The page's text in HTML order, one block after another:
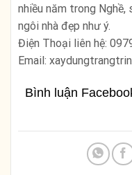
nhiều năm trong Nghề,
ngôi nhà đẹp như ý.
Điện Thoại liên hệ:
Email:
Bình luận